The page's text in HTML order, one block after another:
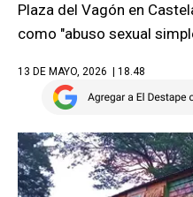
Plaza del Vagón en
como "abuso sexual
13 DE MAYO, 2026 | 18.48